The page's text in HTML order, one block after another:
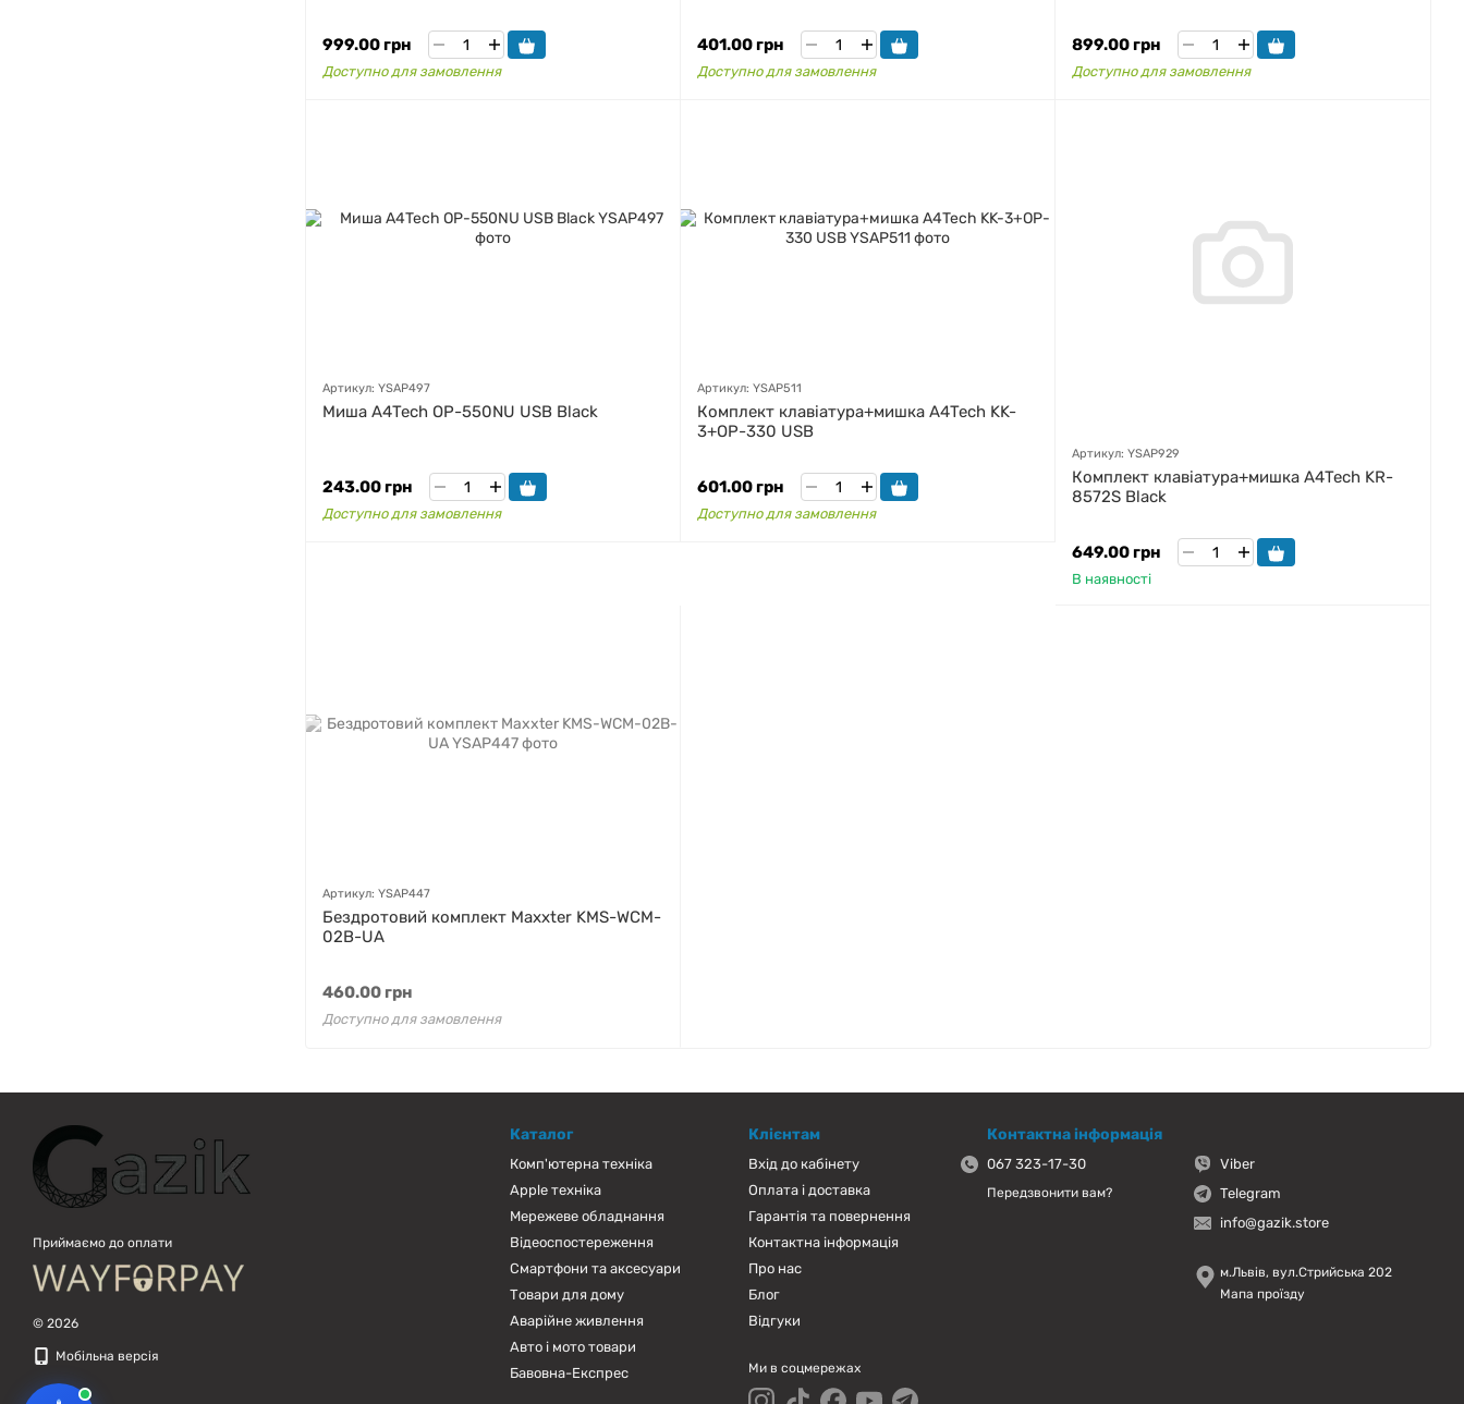
999.00 грн
Доступно для замовлення
401.00 грн
Доступно для замовлення
899.00 грн
Доступно для замовлення
Артикул: YSAP497
Миша A4Tech OP-550NU USB Black
243.00 грн
Доступно для замовлення
Артикул: YSAP511
Комплект клавіатура+мишка A4Tech KK-
3+OP-330 USB
601.00 грн
Доступно для замовлення
Артикул: YSAP929
Комплект клавіатура+мишка A4Tech KR-
8572S Black
649.00 грн
В наявності
Артикул: YSAP447
Бездротовий комплект Maxxter KMS-WCM-
02B-UA
460.00 грн
Доступно для замовлення
Приймаємо до оплати
© 2026
Мобільна версія
Каталог
Комп'ютерна техніка
Apple техніка
Мережеве обладнання
Відеоспостереження
Смартфони та аксесуари
Товари для дому
Аварійне живлення
Авто і мото товари
Бавовна-Експрес
Клієнтам
Вхід до кабінету
Оплата і доставка
Гарантія та повернення
Контактна інформація
Про нас
Блог
Відгуки
Ми в соцмережах
Контактна інформація
067 323-17-30
Передзвонити вам?
Viber
Telegram
info@gazik.store
м.Львів, вул.Стрийська 202
Мапа проїзду
Привіт! 👋 Я Gazik AI — допоможу